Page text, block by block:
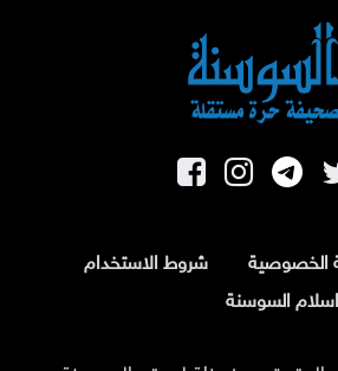
الخصوصية
شروط الاستخدام
اسلام السوسنة